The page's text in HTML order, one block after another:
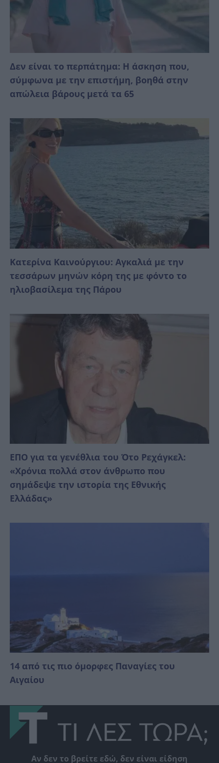
Δεν είναι το περπάτημα: Η άσκηση που,
σύμφωνα με την επιστήμη, βοηθά στην
απώλεια βάρους μετά τα 65
Κατερίνα Καινούργιου: Αγκαλιά με την
τεσσάρων μηνών κόρη της με φόντο το
ηλιοβασίλεμα της Πάρου
ΕΠΟ για τα γενέθλια του Ότο Ρεχάγκελ:
«Χρόνια πολλά στον άνθρωπο που
σημάδεψε την ιστορία της Εθνικής
Ελλάδας»
14 από τις πιο όμορφες Παναγίες του
Αιγαίου
Αν δεν το βρείτε εδώ, δεν είναι είδηση